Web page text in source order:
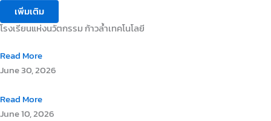
เพิ่มเติม
โรงเรียนแห่งนวัตกรรม ก้าวล้ำเทคโนโลยี
Read More
June 30, 2026
Read More
June 10, 2026